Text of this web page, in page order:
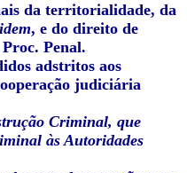
da territorialidade, da
, e do direito de
Penal.
adstritos aos
judiciária
Criminal, que
às Autoridades